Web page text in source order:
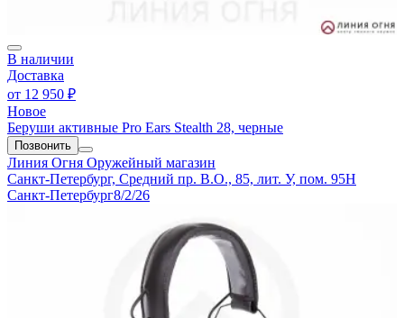
В наличии
Доставка
от 12 950 ₽
Новое
Беруши активные Pro Ears Stealth 28, черные
Позвонить
Линия Огня Оружейный магазин
Санкт-Петербург, Средний пр. В.О., 85, лит. У, пом. 95Н
Санкт-Петербург8/2/26